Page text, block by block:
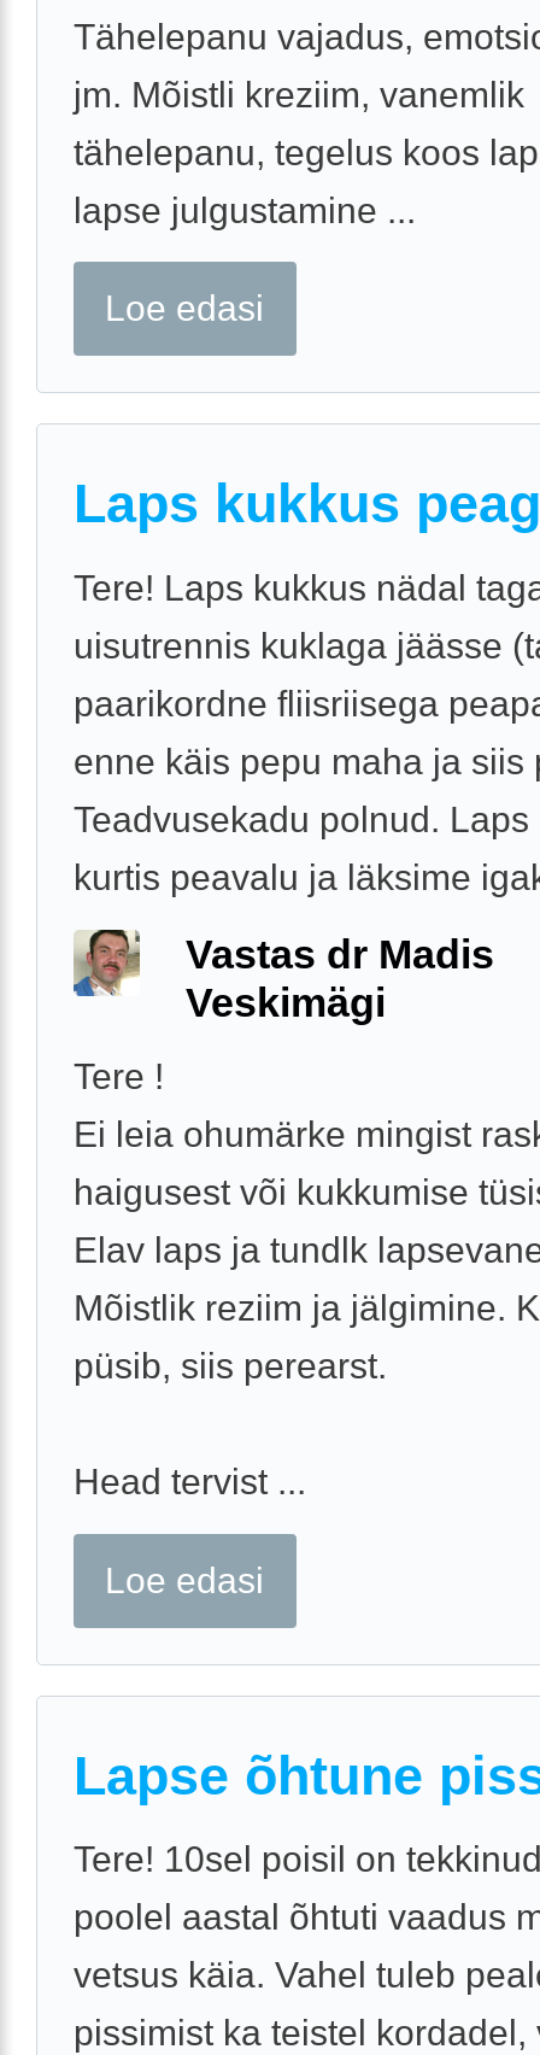
Tähelepanu vajadus,
jm. Mõistli kreziim, vanemlik
tähelepanu, tegelus koos
lapse julgustamine ...
Loe edasi
Laps kukkus
Tere! Laps kukkus nädal
uisutrennis kuklaga jäässe
paarikordne fliisriisega
enne käis pepu maha ja siis
Teadvusekadu polnud. Laps
kurtis peavalu ja läksime
Vastas dr Madis
Veskimägi
Tere !
Ei leia ohumärke mingist
haigusest või kukkumise
Elav laps ja tundlk
Mõistlik reziim ja jälgimine.
püsib, siis perearst.
Head tervist ...
Loe edasi
Lapse õhtune
Tere! 10sel poisil on
poolel aastal õhtuti vaadus
vetsus käia. Vahel tuleb
pissimist ka teistel kordadel,